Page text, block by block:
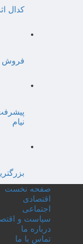
کدال
فروش
نیام
صفحه نخست
اقتصادی
اجتماعی
سیاست و
درباره ما
تماس با ما